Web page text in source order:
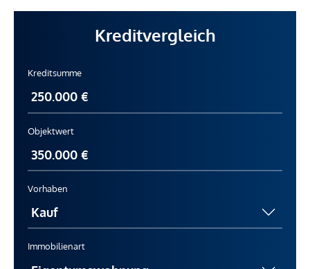
Kreditvergleich
Kreditsumme
Objektwert
Vorhaben
Immobilienart